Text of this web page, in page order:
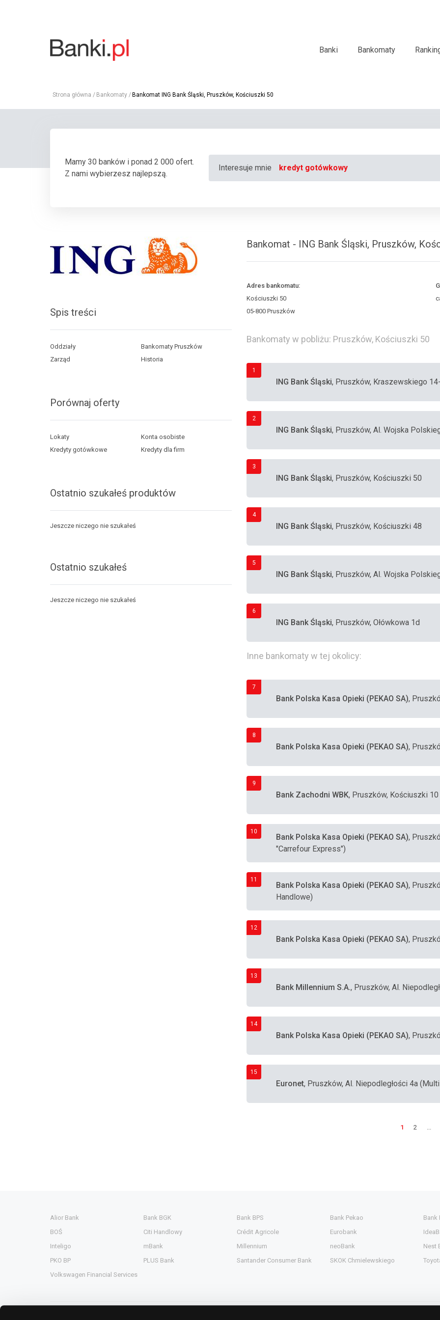
Banki Bankomaty
Strona główna Bankomaty Bankomat ING Bank Śląski, Pruszków, Kościuszki 50
Mamy 30 banków i ponad 2 000 ofert.
Z nami wybierzesz najlepszą.
Interesuje mnie kredyt gotówkowy
Spis treści
Oddziały
Bankomaty Pruszków
Zarząd
Historia
Porównaj oferty
Lokaty
Konta osobiste
Kredyty gotówkowe
Kredyty dla firm
Ostatnio szukałeś produktów
Jeszcze niczego nie szukałeś
Ostatnio szukałeś
Jeszcze niczego nie szukałeś
Bankomat - ING Bank Śląski, Pruszków,
Adres bankomatu:
Kościuszki 50
05-800 Pruszków
Bankomaty w pobliżu: Pruszków, Kościuszki 50
1
ING Bank Śląski, Pruszków, Kraszewskiego
2
ING Bank Śląski, Pruszków, Al. Wojska
3
ING Bank Śląski, Pruszków, Kościuszki 50
4
ING Bank Śląski, Pruszków, Kościuszki 48
5
ING Bank Śląski, Pruszków, Al. Wojska
6
ING Bank Śląski, Pruszków, Ołówkowa 1d
Inne bankomaty w tej okolicy:
7
Bank Polska Kasa Opieki (PEKAO SA),
8
Bank Polska Kasa Opieki (PEKAO SA),
9
Bank Zachodni WBK, Pruszków, Kościuszki 10
10
Bank Polska Kasa Opieki (PEKAO SA),
"Carrefour Express")
11
Bank Polska Kasa Opieki (PEKAO SA),
Handlowe)
12
Bank Polska Kasa Opieki (PEKAO SA),
13
Bank Millennium S.A., Pruszków, Al.
14
Bank Polska Kasa Opieki (PEKAO SA),
15
Euronet, Pruszków, Al. Niepodległości 4a
1 2 ...
Alior Bank Bank BGK Bank BPS Bank Pekao Bank
BOŚ
Citi Handlowy Crédit Agricole Eurobank
Inteligo
mBank Millennium neoBank Nest
PKO BP
PLUS Bank Santander Consumer Bank SKOK Chmielewskiego
Volkswagen Financial Services